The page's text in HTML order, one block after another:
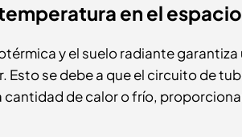
en el espacio
y el suelo radiante
Esto se debe a que el circuito de
cantidad de calor o frío,